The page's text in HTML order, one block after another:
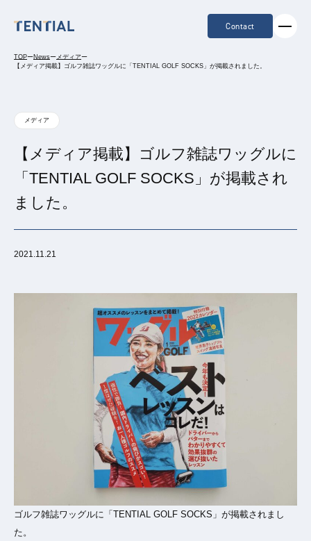
Contact
TOPーNewsーメディアー
【メディア掲載】ゴルフ雑誌ワッグルに「TENTIAL GOLF SOCKS」が掲載されました。
メディア
【メディア掲載】ゴルフ雑誌ワッグルに
「TENTIAL GOLF SOCKS」が掲載され
ました。
2021.11.21
ゴルフ雑誌ワッグルに「TENTIAL GOLF SOCKS」が掲載されまし
た。